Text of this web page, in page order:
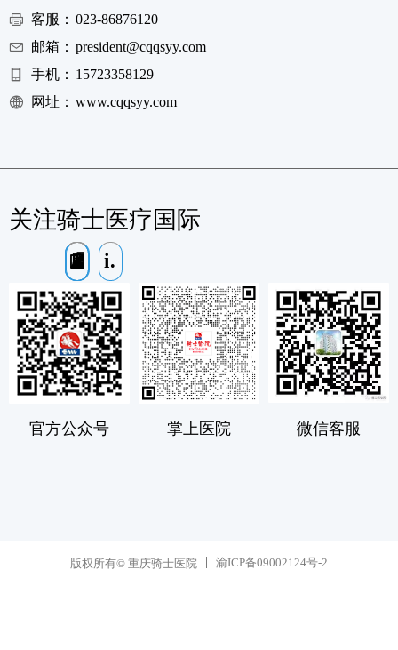
关注骑士医疗国际
官方公众号 掌上医院 微信客服
f in
ꄒ
뀵
끥
客服： 023-86876120
邮箱： president@cqqsyy.com
手机： 15723358129
网址： www.cqqsyy.com
版权所有© 重庆骑士医院 渝ICP备09002124号-2